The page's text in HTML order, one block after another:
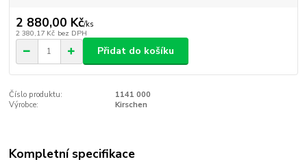
2 880,00 Kč/ks
2 380,17 Kč bez DPH
Přidat do košíku
Číslo produktu:
1141 000
Výrobce:
Kirschen
Kompletní specifikace